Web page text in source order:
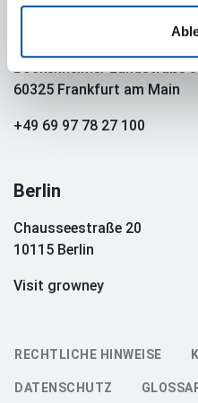
Bockenheimer Landstraße
60325 Frankfurt am Main
+49 69 97 78 27 100
Berlin
Chausseestraße 20
10115 Berlin
Visit growney
RECHTLICHE HINWEISE
DATENSCHUTZ